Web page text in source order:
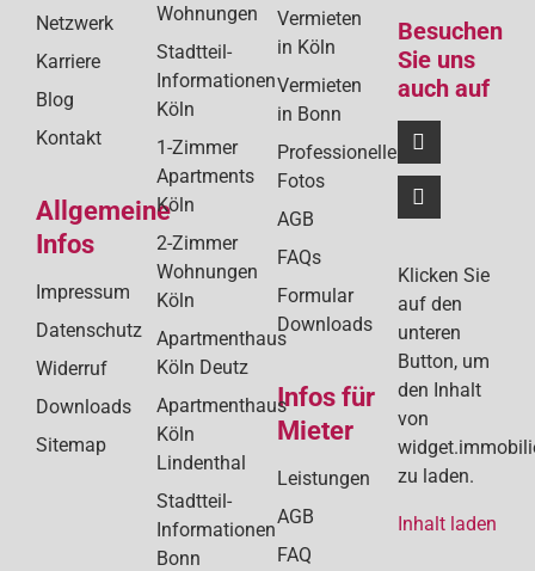
Netzwerk
Karriere
Blog
Kontakt
Allgemeine
Infos
Impressum
Datenschutz
Widerruf
Downloads
Sitemap
Wohnungen
Stadtteil-
Informationen
Köln
1-Zimmer
Apartments
Köln
2-Zimmer
Wohnungen
Köln
Apartmenthaus
Köln Deutz
Apartmenthaus
Köln
Lindenthal
Stadtteil-
Informationen
Bonn
Vermieten
in Köln
Vermieten
in Bonn
Professionelle
Fotos
AGB
FAQs
Formular
Downloads
Infos für
Mieter
Leistungen
AGB
FAQ
Besuchen
Sie uns
auch auf
Klicken Sie
auf den
unteren
Button, um
den Inhalt
von
zu laden.
Inhalt laden